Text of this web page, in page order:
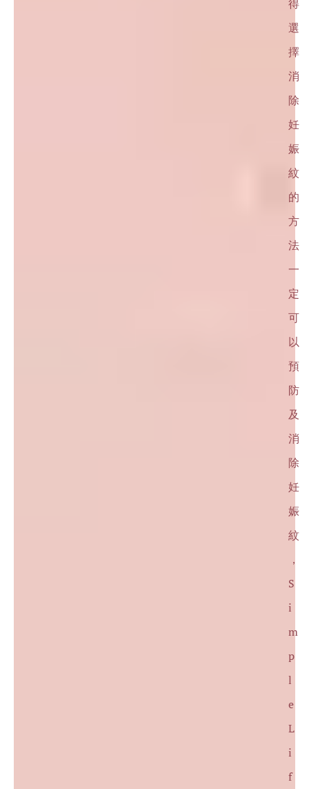
得
選
擇
消
除
妊
娠
紋
的
方
法
一
定
可
以
預
防
及
消
除
妊
娠
紋
，
S
i
m
p
l
e
L
i
f